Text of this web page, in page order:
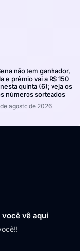
não tem ganhador,
e prêmio vai a R$ 150
quinta (6); veja os
números sorteados
agosto de 2026
você vê aqui